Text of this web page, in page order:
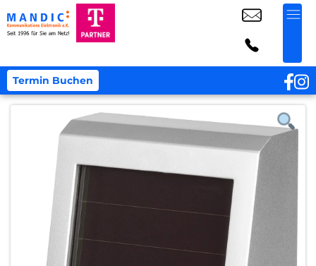
Termin Buchen